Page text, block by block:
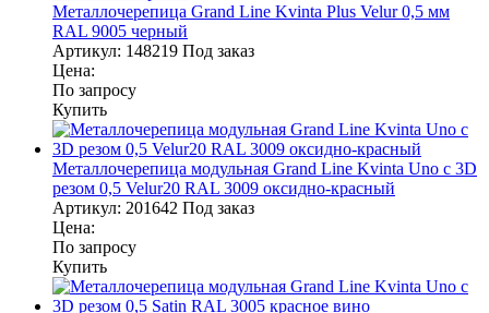
Металлочерепица Grand Line Kvinta Plus Velur 0,5 мм
RAL 9005 черный
Артикул: 148219 Под заказ
Цена:
По запросу
Купить
Металлочерепица модульная Grand Line Kvinta Uno c 3D
резом 0,5 Velur20 RAL 3009 оксидно-красный
Артикул: 201642 Под заказ
Цена:
По запросу
Купить